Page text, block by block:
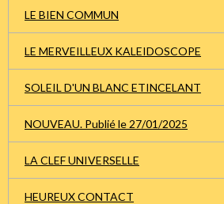
LE BIEN COMMUN
LE MERVEILLEUX KALEIDOSCOPE
SOLEIL D'UN BLANC ETINCELANT
NOUVEAU. Publié le 27/01/2025
LA CLEF UNIVERSELLE
HEUREUX CONTACT